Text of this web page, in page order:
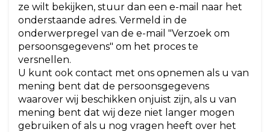
ze wilt bekijken, stuur dan een e-mail naar het
onderstaande adres. Vermeld in de
onderwerpregel van de e-mail "Verzoek om
persoonsgegevens" om het proces te
versnellen.
U kunt ook contact met ons opnemen als u van
mening bent dat de persoonsgegevens
waarover wij beschikken onjuist zijn, als u van
mening bent dat wij deze niet langer mogen
gebruiken of als u nog vragen heeft over het